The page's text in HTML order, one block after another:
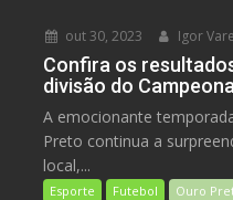
out 30, 2023 Igor
Confira os
divisão do
A emocionante
Preto continua a
local,...
Esporte Futebol Ouro